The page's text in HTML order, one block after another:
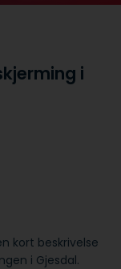
i
kort beskrivelse
i Gjesdal.